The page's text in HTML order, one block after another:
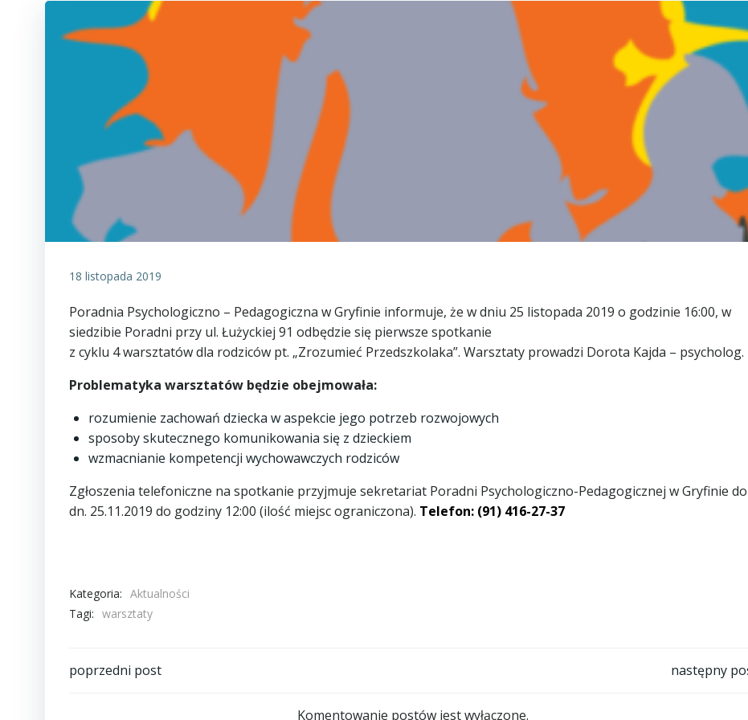
18 listopada 2019
Poradnia Psychologiczno – Pedagogiczna w Gryfinie informuje, że w dniu 25 listopada 2019 o godzinie 16:00, w
siedzibie Poradni przy ul. Łużyckiej 91 odbędzie się pierwsze spotkanie
z cyklu 4 warsztatów dla rodziców pt. „Zrozumieć Przedszkolaka”. Warsztaty prowadzi Dorota Kajda – psycholog.
Problematyka warsztatów będzie obejmowała:
rozumienie zachowań dziecka w aspekcie jego potrzeb rozwojowych
sposoby skutecznego komunikowania się z dzieckiem
wzmacnianie kompetencji wychowawczych rodziców
Zgłoszenia telefoniczne na spotkanie przyjmuje sekretariat Poradni Psychologiczno-Pedagogicznej w Gryfinie do
dn. 25.11.2019 do godziny 12:00 (ilość miejsc ograniczona). Telefon: (91) 416-27-37
Kategoria: Aktualności
Tagi: warsztaty
Post
poprzedni post następny
Komentowanie postów jest wyłączone.